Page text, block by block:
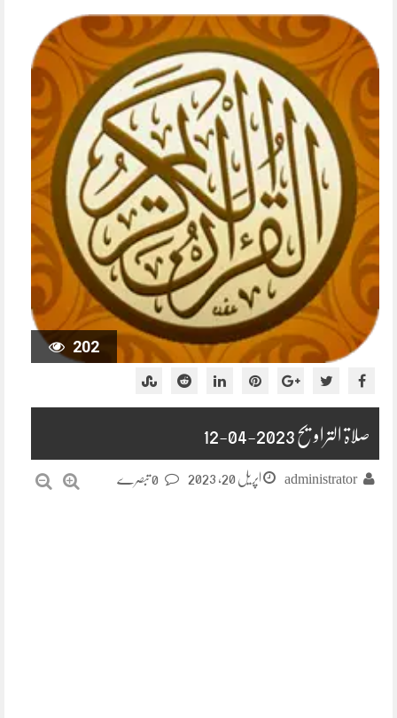
202
صلاۃ التراویح 2023-04-12
administrator اپریل 20, 2023